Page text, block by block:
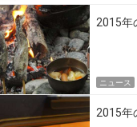
2015年
ニュース
2015年